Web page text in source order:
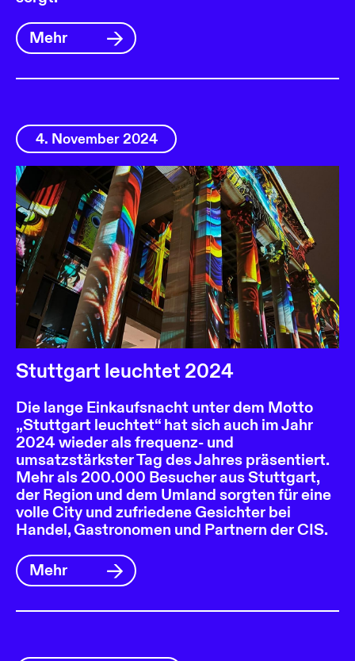
Mehr
4. November 2024
Stuttgart leuchtet 2024
Die lange Einkaufsnacht unter dem Motto
„Stuttgart leuchtet“ hat sich auch im Jahr
2024 wieder als frequenz- und
umsatzstärkster Tag des Jahres präsentiert.
Mehr als 200.000 Besucher aus Stuttgart,
der Region und dem Umland sorgten für eine
volle City und zufriedene Gesichter bei
Handel, Gastronomen und Partnern der CIS.
Mehr